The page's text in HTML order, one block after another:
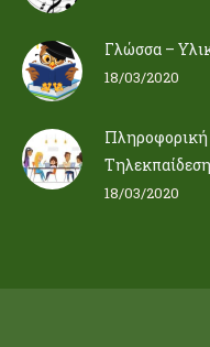
Γλώσσα –
18/03/2020
18/03/2020